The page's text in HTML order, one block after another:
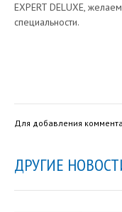
EXPERT DELUXE,
специальности.
Для добавления
ДРУГИЕ